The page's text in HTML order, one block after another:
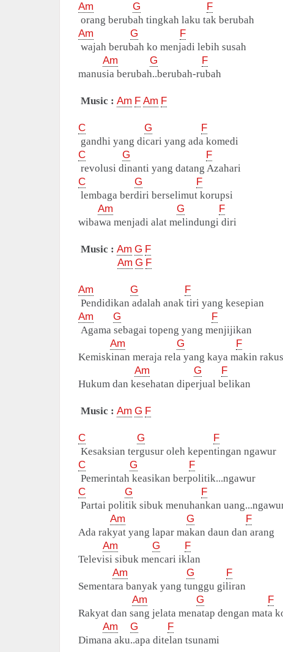
Am
G
F
orang berubah tingkah laku tak berubah
Am
G
F
wajah berubah ko menjadi lebih susah
Am
G
F
manusia berubah..berubah-rubah
Music : Am F Am F
C G
F
gandhi yang dicari yang ada komedi
C
G
F
revolusi dinanti yang datang Azahari
C
G
F
lembaga berdiri berselimut korupsi
Am
G
F
wibawa menjadi alat melindungi diri
Music : Am G F
Am G F
Am G
F
Pendidikan adalah anak tiri yang kesepian
Am
G
F
Agama sebagai topeng yang menjijikan
Am
G
F
Kemiskinan meraja rela yang kaya makin
Am
G
F
Hukum dan kesehatan diperjual belikan
Music : Am G F
C G
F
Kesaksian tergusur oleh kepentingan ngawur
C
G
F
Pemerintah keasikan berpolitik...ngawur
C
G
F
Partai politik sibuk menuhankan
Am
G
F
Ada rakyat yang lapar makan daun dan arang
Am
G
F
Televisi sibuk mencari iklan
Am
G
F
Sementara banyak yang tunggu giliran
Am
G
F
Rakyat dan sang jelata menatap dengan mata
Am
G
F
Dimana aku..apa ditelan tsunami